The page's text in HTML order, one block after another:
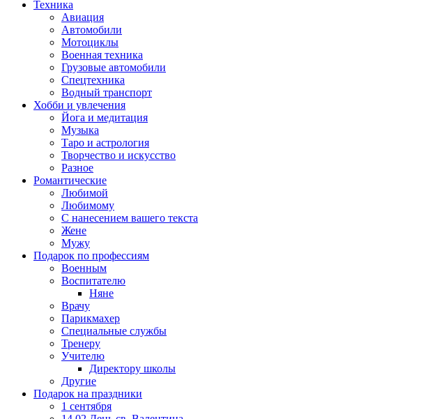
Техника
Авиация
Автомобили
Мотоциклы
Военная техника
Грузовые автомобили
Спецтехника
Водный транспорт
Хобби и увлечения
Йога и медитация
Музыка
Таро и астрология
Творчество и искусство
Разное
Романтические
Любимой
Любимому
С нанесением вашего текста
Жене
Мужу
Подарок по профессиям
Военным
Воспитателю
Няне
Врачу
Парикмахер
Специальные службы
Тренеру
Учителю
Директору школы
Другие
Подарок на праздники
1 сентября